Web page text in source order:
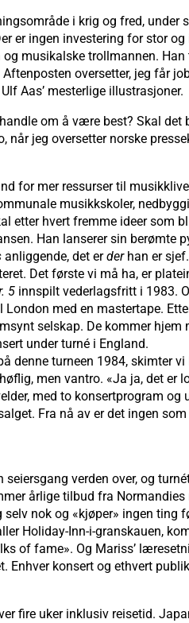
i krig og fred, under
er ingen investering for stor
musikalske trollmannen.
oversetter, jeg får
Aas’ mesterlige illustrasjoner.
om å være best? Skal
når jeg oversetter norske
for mer ressurser til
musikkskoler,
etter hvert fremme ideer som
Han lanserer sin berømte
anliggende, det erderhan er
Det første vi må ha, er
5 innspilt vederlagsfritt i 1983.
med en mastertape.
selskap. De kommer
under turné i England.
denne turneen 1984, skimter
men vantro. «Ja ja, det er
med to konsertprogram
Fra nå av er det ingen
verden over, og
årlige tilbud fra Normandies
nok og «kjøper» ingen ting
Holiday-Inn-i-granskauen,
of fame». Og Mariss’
Enhver konsert og ethvert
fire uker inklusiv reisetid.